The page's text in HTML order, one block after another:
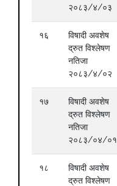
२०८३/४/०३
१६
विषादी अवशेष
द्रुत विश्लेषण
नतिजा
२०८३/४/०२
१७
विषादी अवशेष
द्रुत विश्लेषण
नतिजा
२०८३/०४/०१
१८
विषादी अवशेष
द्रुत विश्लेषण